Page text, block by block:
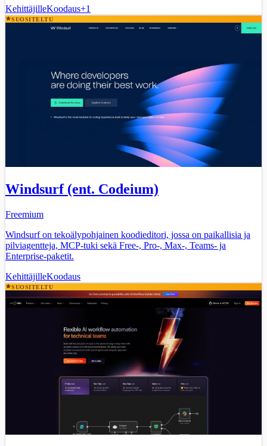
KehittäjilleKoodaus+1
SUOSITELTU
Windsurf (ent. Codeium)
Freemium
Windsurf on tekoälypohjainen koodieditori, jossa on paikallisia ja
pilviagentteja, MCP-tuki sekä Free-, Pro-, Max-, Teams- ja
Enterprise-paketit.
KehittäjilleKoodaus
SUOSITELTU